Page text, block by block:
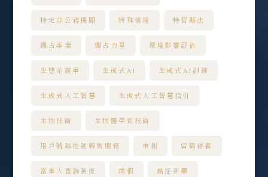
特定非公務機關 特殊情境 特管辦法
獨占事業 獨占力量 環境影響評估
生態系競爭 生成式AI 生成式AI訓練
生成式人工智慧 生成式人工智慧指引
生物技術 生物醫學新技術
用戶號碼批發轉售服務 申報 留職停薪
當事人查詢制度 病假 癌症新藥